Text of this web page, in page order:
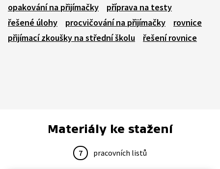
opakování na přijímačky
příprava na testy
řešené úlohy
procvičování na přijímačky
rovnice
přijímací zkoušky na střední školu
řešení rovnice
Materiály ke stažení
7 pracovních listů